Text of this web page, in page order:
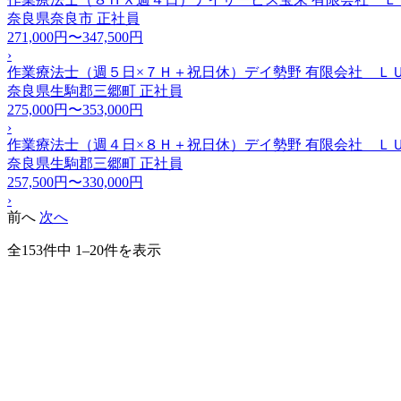
奈良県奈良市 正社員
271,000円〜347,500円
›
作業療法士（週５日×７Ｈ＋祝日休）デイ勢野 有限会社 Ｌ
奈良県生駒郡三郷町 正社員
275,000円〜353,000円
›
作業療法士（週４日×８Ｈ＋祝日休）デイ勢野 有限会社 Ｌ
奈良県生駒郡三郷町 正社員
257,500円〜330,000円
›
前へ 次へ
全153件中 1–20件を表示